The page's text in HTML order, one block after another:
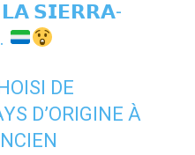
𝗦𝗜𝗘𝗥𝗥𝗔-
DE
D’ORIGINE À